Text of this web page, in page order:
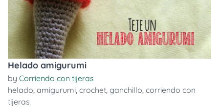
Helado amigurumi
by Corriendo con tijeras
helado, amigurumi, crochet, ganchillo, corriendo con
tijeras